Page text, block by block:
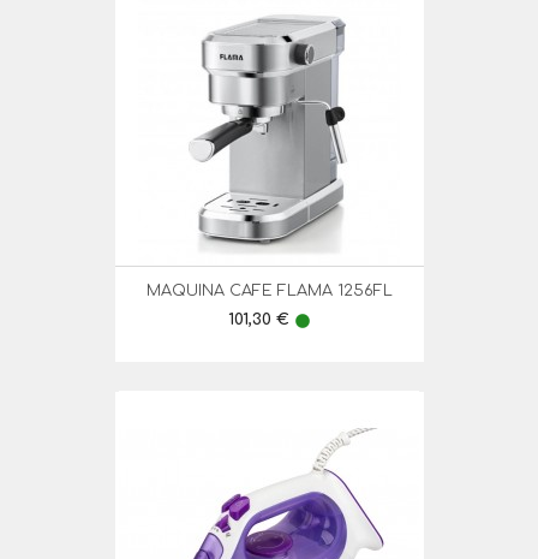
MAQUINA CAFE FLAMA 1256FL
Preço
101,30 € lens